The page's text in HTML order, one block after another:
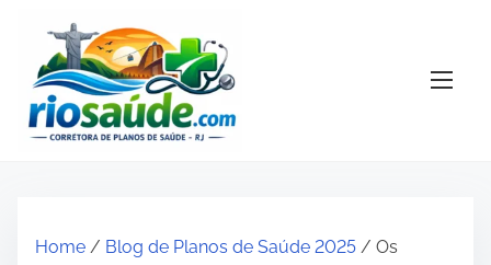
Home / Blog de Planos de Saúde 2025 / Os